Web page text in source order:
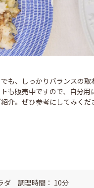
も、しっかりバランスの
も販売中ですので、自分
介。ぜひ参考にしてみくだ
ダ 調理時間： 10分